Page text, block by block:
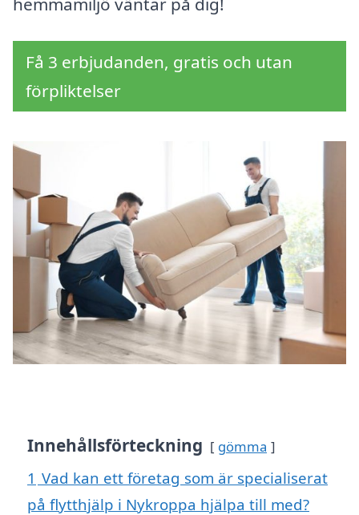
Få 3 erbjudanden, gratis och utan
förpliktelser
Innehållsförteckning gömma
1 Vad kan ett företag som är specialiserat
på flytthjälp i Nykroppa hjälpa till med?